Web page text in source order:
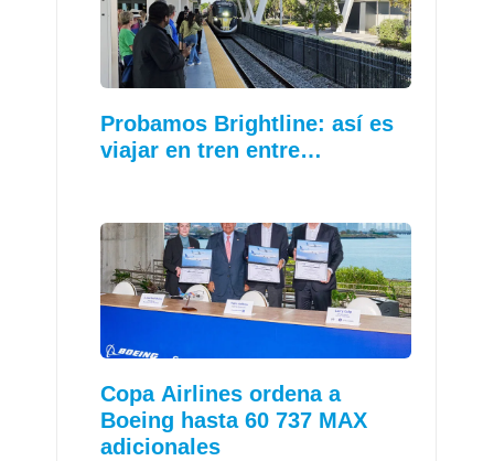
Probamos Brightline: así es
viajar en tren entre…
Copa Airlines ordena a
Boeing hasta 60 737 MAX
adicionales